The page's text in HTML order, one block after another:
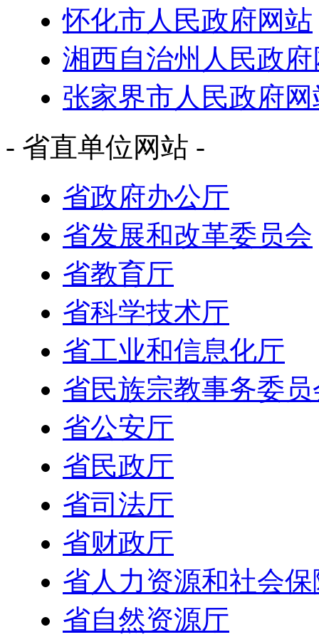
怀化市人民政府网站
湘西自治州人民政
张家界市人民政府网
- 省直单位网站 -
省政府办公厅
省发展和改革委员会
省教育厅
省科学技术厅
省工业和信息化厅
省民族宗教事务委员
省公安厅
省民政厅
省司法厅
省财政厅
省人力资源和社会
省自然资源厅